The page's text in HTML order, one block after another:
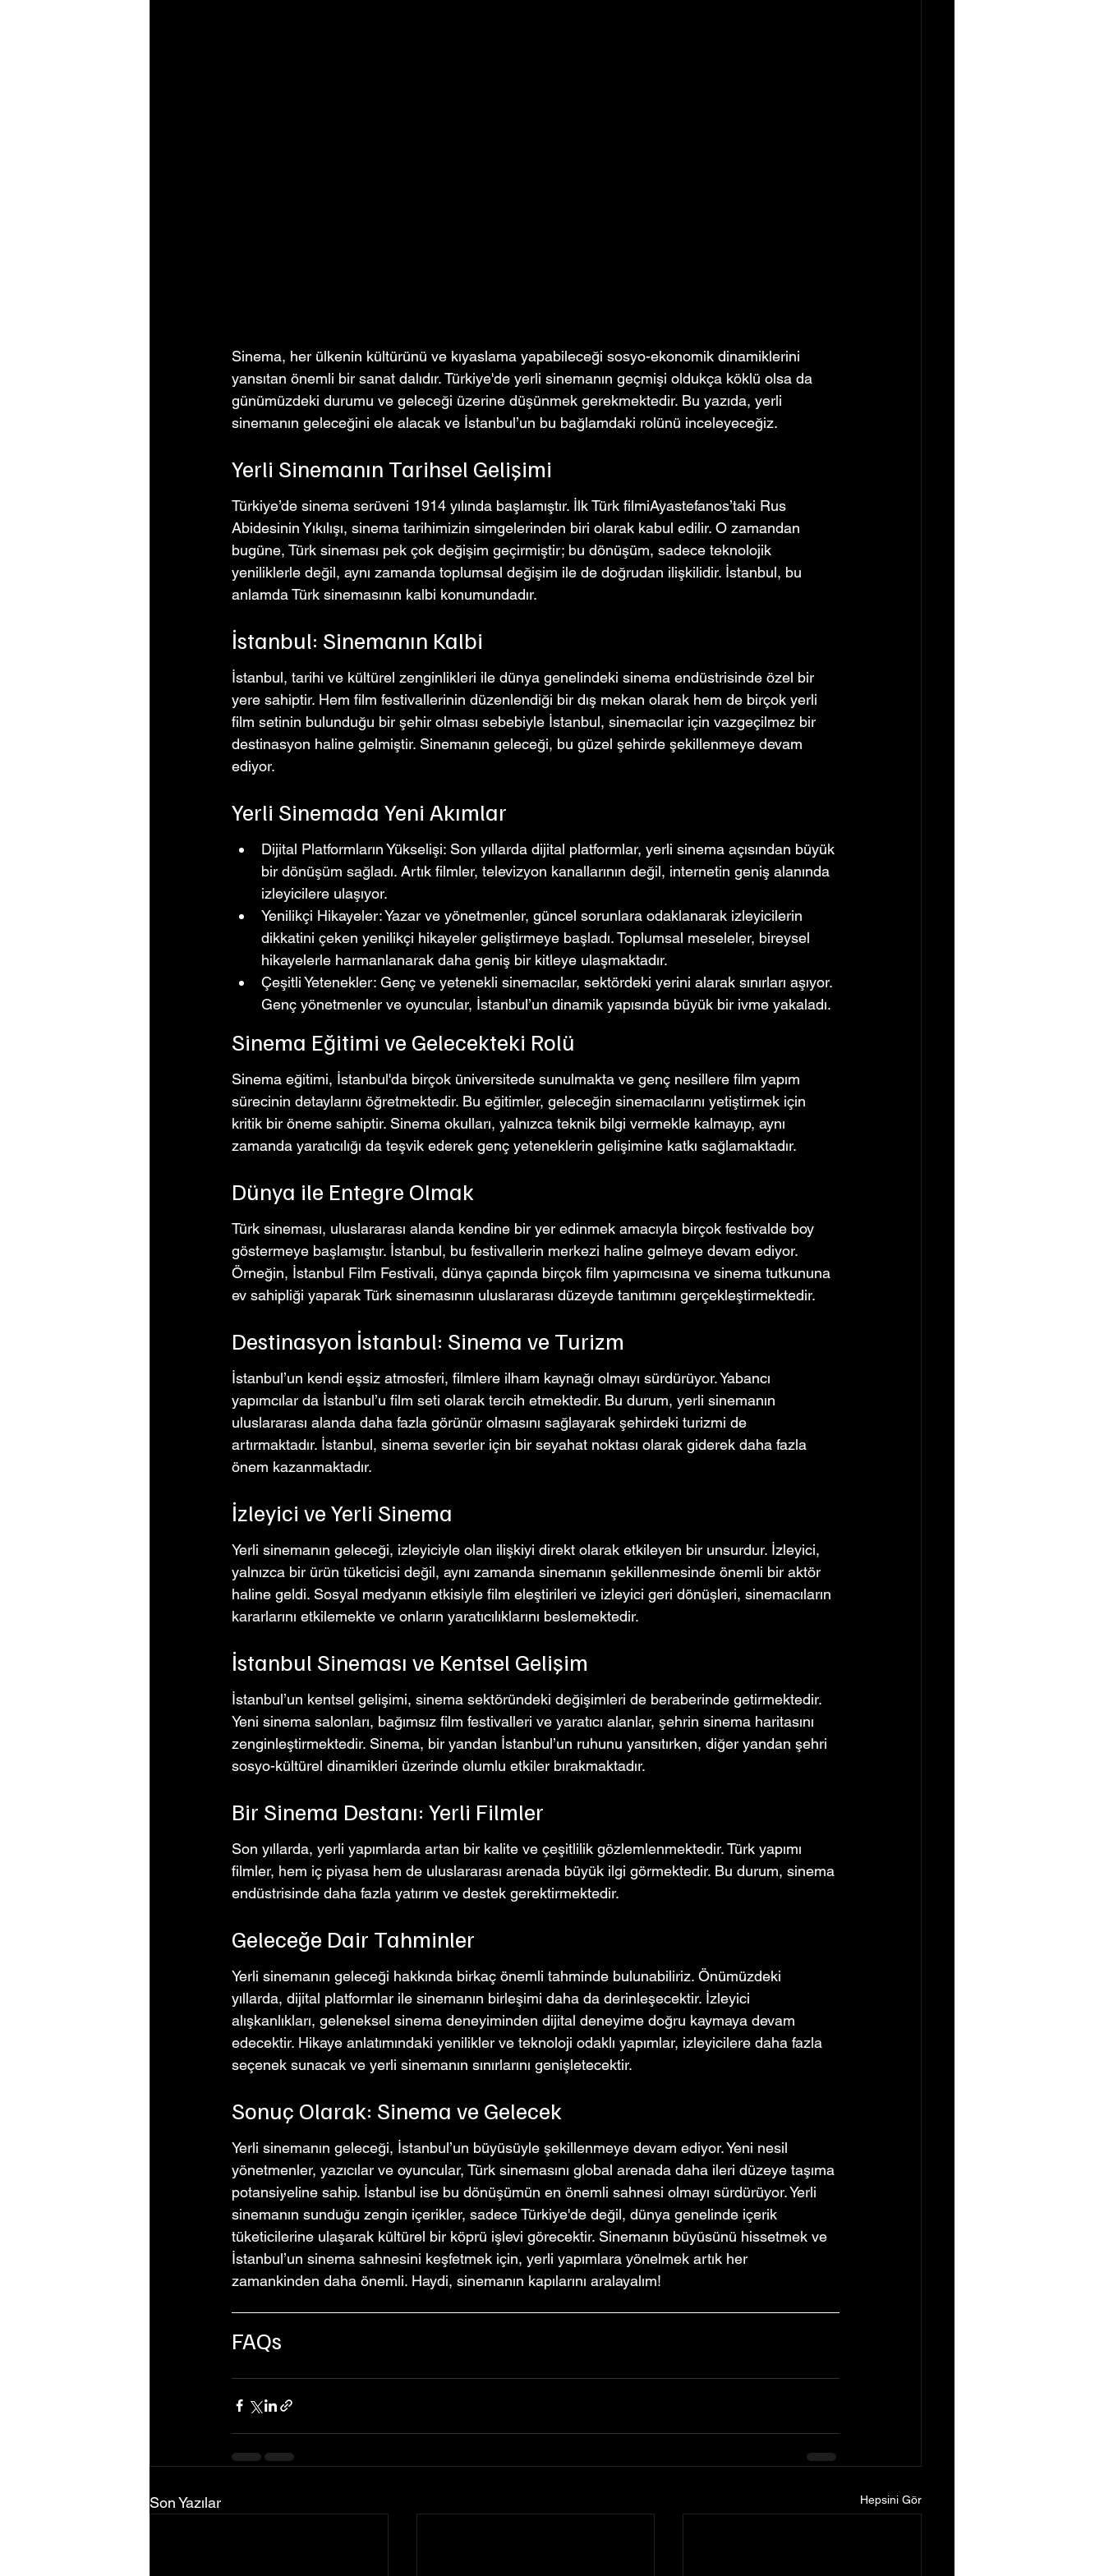
Sinema, her ülkenin kültürünü ve kıyaslama yapabileceği sosyo-ekonomik dinamiklerini
yansıtan önemli bir sanat dalıdır. Türkiye'de yerli sinemanın geçmişi oldukça köklü olsa da
günümüzdeki durumu ve geleceği üzerine düşünmek gerekmektedir. Bu yazıda, yerli
sinemanın geleceğini ele alacak ve İstanbul’un bu bağlamdaki rolünü inceleyeceğiz.
Yerli Sinemanın Tarihsel Gelişimi
Türkiye’de sinema serüveni 1914 yılında başlamıştır. İlk Türk filmiAyastefanos’taki Rus
Abidesinin Yıkılışı, sinema tarihimizin simgelerinden biri olarak kabul edilir. O zamandan
bugüne, Türk sineması pek çok değişim geçirmiştir; bu dönüşüm, sadece teknolojik
yeniliklerle değil, aynı zamanda toplumsal değişim ile de doğrudan ilişkilidir. İstanbul, bu
anlamda Türk sinemasının kalbi konumundadır.
İstanbul: Sinemanın Kalbi
İstanbul, tarihi ve kültürel zenginlikleri ile dünya genelindeki sinema endüstrisinde özel bir
yere sahiptir. Hem film festivallerinin düzenlendiği bir dış mekan olarak hem de birçok yerli
film setinin bulunduğu bir şehir olması sebebiyle İstanbul, sinemacılar için vazgeçilmez bir
destinasyon haline gelmiştir. Sinemanın geleceği, bu güzel şehirde şekillenmeye devam
ediyor.
Yerli Sinemada Yeni Akımlar
Dijital Platformların Yükselişi: Son yıllarda dijital platformlar, yerli sinema açısından büyük
bir dönüşüm sağladı. Artık filmler, televizyon kanallarının değil, internetin geniş alanında
izleyicilere ulaşıyor.
Yenilikçi Hikayeler: Yazar ve yönetmenler, güncel sorunlara odaklanarak izleyicilerin
dikkatini çeken yenilikçi hikayeler geliştirmeye başladı. Toplumsal meseleler, bireysel
hikayelerle harmanlanarak daha geniş bir kitleye ulaşmaktadır.
Çeşitli Yetenekler: Genç ve yetenekli sinemacılar, sektördeki yerini alarak sınırları aşıyor.
Genç yönetmenler ve oyuncular, İstanbul’un dinamik yapısında büyük bir ivme yakaladı.
Sinema Eğitimi ve Gelecekteki Rolü
Sinema eğitimi, İstanbul'da birçok üniversitede sunulmakta ve genç nesillere film yapım
sürecinin detaylarını öğretmektedir. Bu eğitimler, geleceğin sinemacılarını yetiştirmek için
kritik bir öneme sahiptir. Sinema okulları, yalnızca teknik bilgi vermekle kalmayıp, aynı
zamanda yaratıcılığı da teşvik ederek genç yeteneklerin gelişimine katkı sağlamaktadır.
Dünya ile Entegre Olmak
Türk sineması, uluslararası alanda kendine bir yer edinmek amacıyla birçok festivalde boy
göstermeye başlamıştır. İstanbul, bu festivallerin merkezi haline gelmeye devam ediyor.
Örneğin, İstanbul Film Festivali, dünya çapında birçok film yapımcısına ve sinema tutkununa
ev sahipliği yaparak Türk sinemasının uluslararası düzeyde tanıtımını gerçekleştirmektedir.
Destinasyon İstanbul: Sinema ve Turizm
İstanbul’un kendi eşsiz atmosferi, filmlere ilham kaynağı olmayı sürdürüyor. Yabancı
yapımcılar da İstanbul’u film seti olarak tercih etmektedir. Bu durum, yerli sinemanın
uluslararası alanda daha fazla görünür olmasını sağlayarak şehirdeki turizmi de
artırmaktadır. İstanbul, sinema severler için bir seyahat noktası olarak giderek daha fazla
önem kazanmaktadır.
İzleyici ve Yerli Sinema
Yerli sinemanın geleceği, izleyiciyle olan ilişkiyi direkt olarak etkileyen bir unsurdur. İzleyici,
yalnızca bir ürün tüketicisi değil, aynı zamanda sinemanın şekillenmesinde önemli bir aktör
haline geldi. Sosyal medyanın etkisiyle film eleştirileri ve izleyici geri dönüşleri, sinemacıların
kararlarını etkilemekte ve onların yaratıcılıklarını beslemektedir.
İstanbul Sineması ve Kentsel Gelişim
İstanbul’un kentsel gelişimi, sinema sektöründeki değişimleri de beraberinde getirmektedir.
Yeni sinema salonları, bağımsız film festivalleri ve yaratıcı alanlar, şehrin sinema haritasını
zenginleştirmektedir. Sinema, bir yandan İstanbul’un ruhunu yansıtırken, diğer yandan şehri
sosyo-kültürel dinamikleri üzerinde olumlu etkiler bırakmaktadır.
Bir Sinema Destanı: Yerli Filmler
Son yıllarda, yerli yapımlarda artan bir kalite ve çeşitlilik gözlemlenmektedir. Türk yapımı
filmler, hem iç piyasa hem de uluslararası arenada büyük ilgi görmektedir. Bu durum, sinema
endüstrisinde daha fazla yatırım ve destek gerektirmektedir.
Geleceğe Dair Tahminler
Yerli sinemanın geleceği hakkında birkaç önemli tahminde bulunabiliriz. Önümüzdeki
yıllarda, dijital platformlar ile sinemanın birleşimi daha da derinleşecektir. İzleyici
alışkanlıkları, geleneksel sinema deneyiminden dijital deneyime doğru kaymaya devam
edecektir. Hikaye anlatımındaki yenilikler ve teknoloji odaklı yapımlar, izleyicilere daha fazla
seçenek sunacak ve yerli sinemanın sınırlarını genişletecektir.
Sonuç Olarak: Sinema ve Gelecek
Yerli sinemanın geleceği, İstanbul’un büyüsüyle şekillenmeye devam ediyor. Yeni nesil
yönetmenler, yazıcılar ve oyuncular, Türk sinemasını global arenada daha ileri düzeye taşıma
potansiyeline sahip. İstanbul ise bu dönüşümün en önemli sahnesi olmayı sürdürüyor. Yerli
sinemanın sunduğu zengin içerikler, sadece Türkiye'de değil, dünya genelinde içerik
tüketicilerine ulaşarak kültürel bir köprü işlevi görecektir. Sinemanın büyüsünü hissetmek ve
İstanbul’un sinema sahnesini keşfetmek için, yerli yapımlara yönelmek artık her
zamankinden daha önemli. Haydi, sinemanın kapılarını aralayalım!
FAQs
Son Yazılar Hepsini Gör